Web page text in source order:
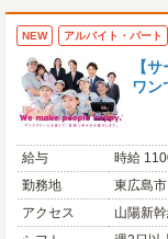
NEW アルバイト・パート
【
ワン
給与
時給
勤務地
東広島市
アクセス
山陽新